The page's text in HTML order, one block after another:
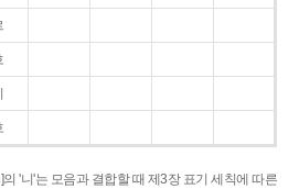
의 '니'는 모음과 결합할 때 제3장 표기 세칙에 따른